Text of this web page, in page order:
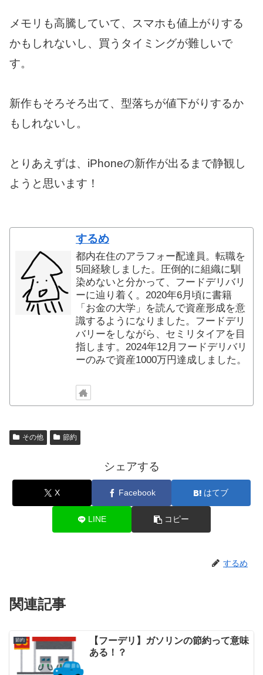
メモリも高騰していて、スマホも値上がりする
かもしれないし、買うタイミングが難しいで
す。
新作もそろそろ出て、型落ちが値下がりするか
もしれないし。
とりあえずは、iPhoneの新作が出るまで静観し
ようと思います！
するめ
都内在住のアラフォー配達員。転職を
5回経験しました。圧倒的に組織に馴
染めないと分かって、フードデリバリ
ーに辿り着く。2020年6月頃に書籍
「お金の大学」を読んで資産形成を意
識するようになりました。フードデリ
バリーをしながら、セミリタイアを目
指します。2024年12月フードデリバリ
ーのみで資産1000万円達成しました。
その他 節約
シェアする
X Facebook はてブ
LINE コピー
するめ
関連記事
節約
【フーデリ】ガソリンの節約って意味
ある！？